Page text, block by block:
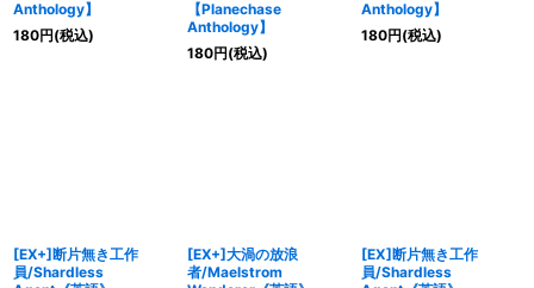
Anthology】
180円(税込)
【Planechase
Anthology】
180円(税込)
Anthology】
180円(税込)
[EX+]断片無き工作
員/Shardless
[EX+]大渦の放浪
者/Maelstrom
[EX]断片無き工作
員/Shardless